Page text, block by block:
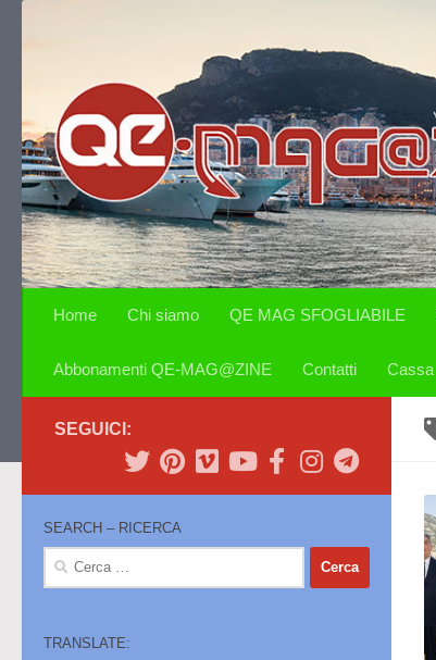
Home Chi siamo QE MAG SFOGLIABILE
Abbonamenti QE-MAG@ZINE Contatti Cassa
SEGUICI:
SEARCH – RICERCA
Ricerca
TRANSLATE: